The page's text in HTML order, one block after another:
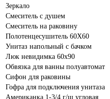
Зеркало
Смеситель с душем
Смеситель на раковину
Полотенцесушитель 60Х60
Унитаз напольный с бачком
Люк невидимка 60х90
Обвязка для ванны полуавтомат
Сифон для раковины
Гофра для подключения унитаза
Американка 1-3/4 г/ш угловая